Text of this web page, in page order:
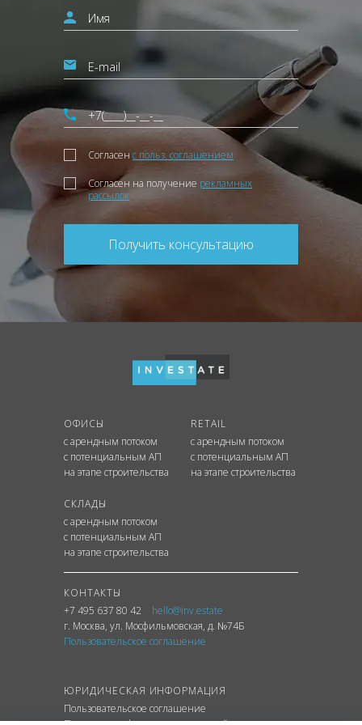
Согласен с польз. соглашением
Согласен на получение рекламных
рассылок
Получить консультацию
ОФИСЫ
с арендным потоком
с потенциальным АП
на этапе строительства
RETAIL
с арендным потоком
с потенциальным АП
на этапе строительства
СКЛАДЫ
с арендным потоком
с потенциальным АП
на этапе строительства
КОНТАКТЫ
+7 495 637 80 42
hello@inv.estate
г. Москва, ул. Мосфильмовская, д. №74Б
Пользовательское соглашение
ЮРИДИЧЕСКАЯ ИНФОРМАЦИЯ
Пользовательское соглашение